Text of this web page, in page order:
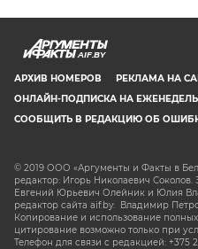
AIF.BY
АРХИВ НОМЕРОВ РЕКЛАМА НА
ОНЛАЙН-ПОДПИСКА НА
СООБЩИТЬ В РЕДАКЦИЮ ОБ
© 2019 ООО «Аргументы и Факты в
редактор: Игорь Николаевич Соколов.
Евгений Юрьевич Олейник и Юлия
редактор сайта aif.by: Владимир
Копирование и использование
цитирование возможно только при
Телефон для связи с редакцией: +375